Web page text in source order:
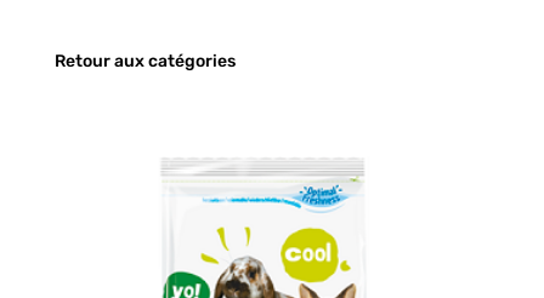
Retour aux catégories